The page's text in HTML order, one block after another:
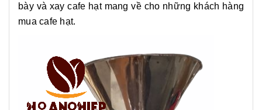
bày và xay cafe hạt mang về cho những khách hàng
mua cafe hạt.